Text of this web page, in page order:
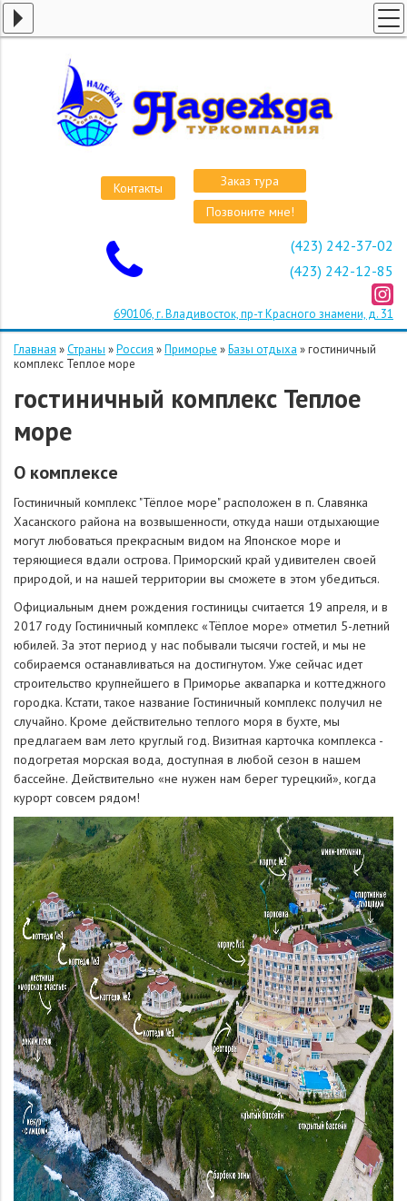
Контакты
Заказ тура
Позвоните мне!
(423) 242-37-02
(423) 242-12-85
690106, г. Владивосток, пр-т Красного знамени, д. 31
ВИЗЫ
АВИАБИЛЕТЫ
ОТЕЛИ
Главная »Страны »Россия »Приморье »Базы отдыха »гостиничный
комплекс Теплое море
гостиничный комплекс Теплое
море
О комплексе
Гостиничный комплекс "Тёплое море" расположен в п. Славянка
Хасанского района на возвышенности, откуда наши отдыхающие
могут любоваться прекрасным видом на Японское море и
теряющиеся вдали острова. Приморский край удивителен своей
природой, и на нашей территории вы сможете в этом убедиться.
Официальным днем рождения гостиницы считается 19 апреля, и в
2017 году Гостиничный комплекс «Тёплое море» отметил 5-летний
юбилей. За этот период у нас побывали тысячи гостей, и мы не
собираемся останавливаться на достигнутом. Уже сейчас идет
строительство крупнейшего в Приморье аквапарка и коттеджного
городка. Кстати, такое название Гостиничный комплекс получил не
случайно. Кроме действительно теплого моря в бухте, мы
предлагаем вам лето круглый год. Визитная карточка комплекса -
подогретая морская вода, доступная в любой сезон в нашем
бассейне. Действительно «не нужен нам берег турецкий», когда
курорт совсем рядом!